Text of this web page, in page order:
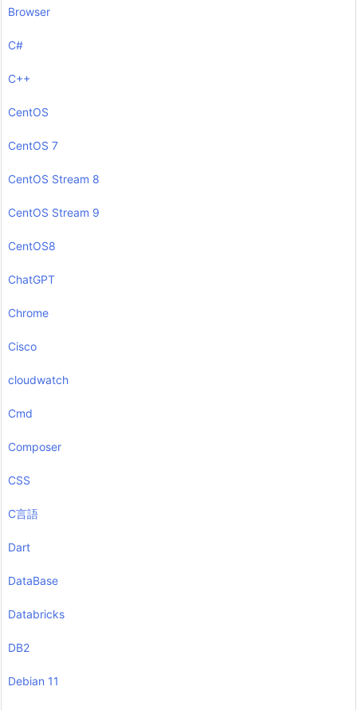
Browser
C#
C++
CentOS
CentOS 7
CentOS Stream 8
CentOS Stream 9
CentOS8
ChatGPT
Chrome
Cisco
cloudwatch
Cmd
Composer
CSS
C言語
Dart
DataBase
Databricks
DB2
Debian 11